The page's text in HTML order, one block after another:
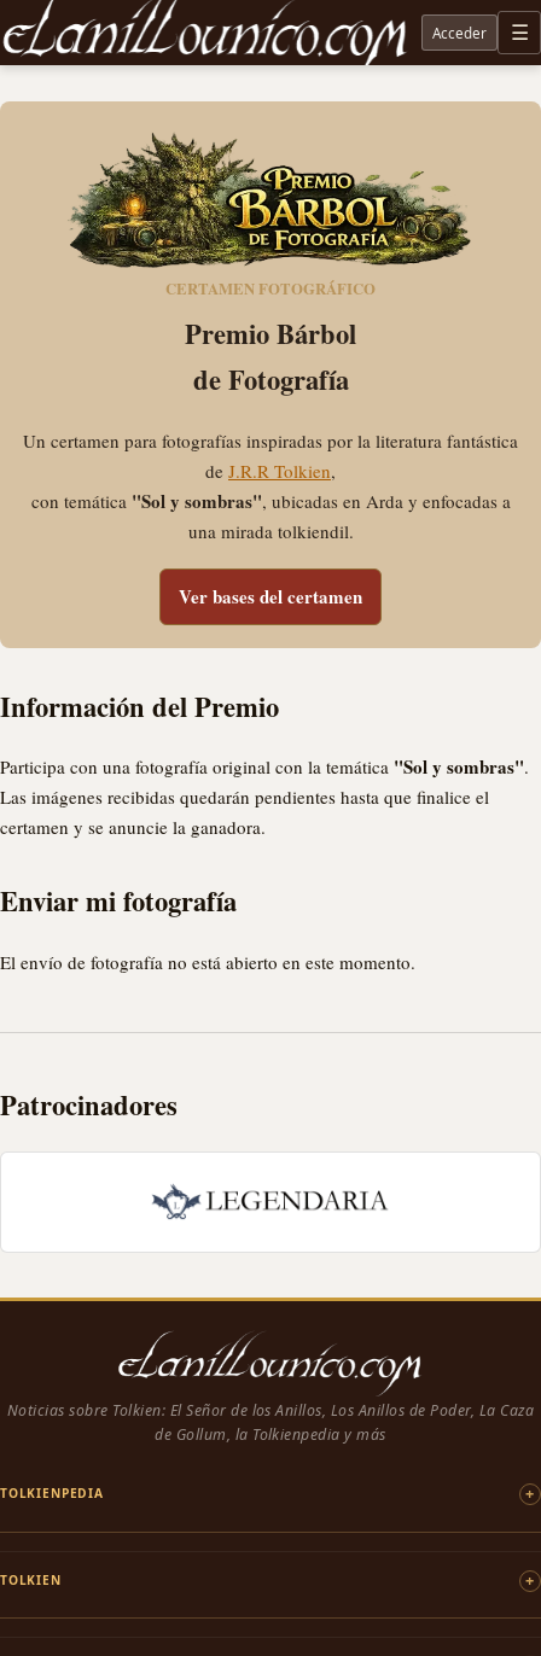
Noticias sobre Tolkien: El Señor de los Anillos, Los Anillos de Poder, La Caza de Gollum, la
Acceder
CERTAMEN FOTOGRÁFICO
Premio Bárbol
de Fotografía
Un certamen para fotografías inspiradas por la literatura fantástica
de J.R.R Tolkien,
con temática "Sol y sombras", ubicadas en Arda y enfocadas a
una mirada tolkiendil.
Ver bases del certamen
Información del Premio
Participa con una fotografía original con la temática "Sol y sombras".
Las imágenes recibidas quedarán pendientes hasta que finalice el
certamen y se anuncie la ganadora.
Enviar mi fotografía
El envío de fotografía no está abierto en este momento.
Patrocinadores
Noticias sobre Tolkien: El Señor de los Anillos, Los Anillos de Poder, La Caza
de Gollum, la Tolkienpedia y más
TOLKIENPEDIA
TOLKIEN